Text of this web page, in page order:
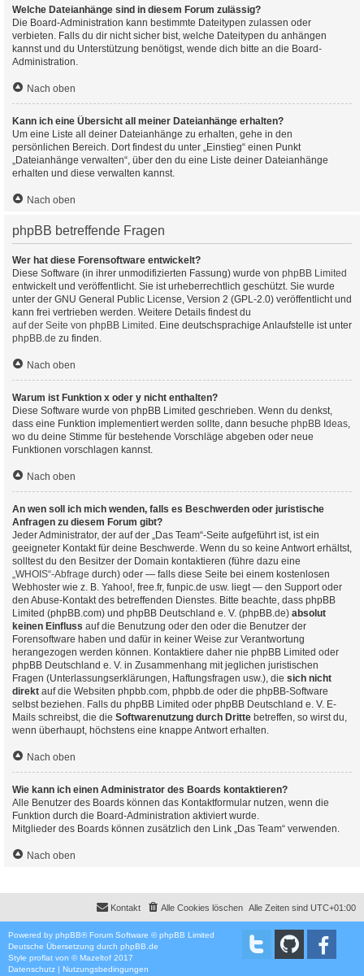
Welche Dateianhänge sind in diesem Forum zulässig?
Die Board-Administration kann bestimmte Dateitypen zulassen oder
verbieten. Falls du dir nicht sicher bist, welche Dateitypen du anhängen
kannst und du Unterstützung benötigst, wende dich bitte an die Board-
Administration.
Nach oben
Kann ich eine Übersicht all meiner Dateianhänge erhalten?
Um eine Liste all deiner Dateianhänge zu erhalten, gehe in den
persönlichen Bereich. Dort findest du unter „Einstieg“ einen Punkt
„Dateianhänge verwalten“, über den du eine Liste deiner Dateianhänge
erhalten und diese verwalten kannst.
Nach oben
phpBB betreffende Fragen
Wer hat diese Forensoftware entwickelt?
Diese Software (in ihrer unmodifizierten Fassung) wurde von phpBB Limited
entwickelt und veröffentlicht. Sie ist urheberrechtlich geschützt. Sie wurde
unter der GNU General Public License, Version 2 (GPL-2.0) veröffentlicht und
kann frei vertrieben werden. Weitere Details findest du
auf der Seite von phpBB Limited . Eine deutschsprachige Anlaufstelle ist unter
phpBB.de zu finden.
Nach oben
Warum ist Funktion x oder y nicht enthalten?
Diese Software wurde von phpBB Limited geschrieben. Wenn du denkst,
dass eine Funktion implementiert werden sollte, dann besuche phpBB Ideas,
wo du deine Stimme für bestehende Vorschläge abgeben oder neue
Funktionen vorschlagen kannst.
Nach oben
An wen soll ich mich wenden, falls es Beschwerden oder juristische
Anfragen zu diesem Forum gibt?
Jeder Administrator, der auf der „Das Team“-Seite aufgeführt ist, ist ein
geeigneter Kontakt für deine Beschwerde. Wenn du so keine Antwort erhältst,
solltest du den Besitzer der Domain kontaktieren (führe dazu eine
„WHOIS“-Abfrage durch) oder — falls diese Seite bei einem kostenlosen
Webhoster wie z. B. Yahoo!, free.fr, funpic.de usw. liegt — den Support oder
den Abuse-Kontakt des betreffenden Dienstes. Bitte beachte, dass phpBB
Limited (phpBB.com) und phpBB Deutschland e. V. (phpBB.de) absolut
keinen Einfluss auf die Benutzung oder den oder die Benutzer der
Forensoftware haben und dafür in keiner Weise zur Verantwortung
herangezogen werden können. Kontaktiere daher nie phpBB Limited oder
phpBB Deutschland e. V. in Zusammenhang mit jeglichen juristischen
Fragen (Unterlassungserklärungen, Haftungsfragen usw.), die sich nicht
direkt auf die Websiten phpbb.com, phpbb.de oder die phpBB-Software
selbst beziehen. Falls du phpBB Limited oder phpBB Deutschland e. V. E-
Mails schreibst, die die Softwarenutzung durch Dritte betreffen, so wirst du,
wenn überhaupt, höchstens eine knappe Antwort erhalten.
Nach oben
Wie kann ich einen Administrator des Boards kontaktieren?
Alle Benutzer des Boards können das Kontaktformular nutzen, wenn die
Funktion durch die Board-Administration aktiviert wurde.
Mitglieder des Boards können zusätzlich den Link „Das Team“ verwenden.
Nach oben
Alle Zeiten sind UTC+01:00
Alle Cookies löschen
Kontakt
Powered by phpBB® Forum Software © phpBB Limited
Deutsche Übersetzung durch phpBB.de
Style proflat von ©Mazeltof 2017
Datenschutz | Nutzungsbedingungen